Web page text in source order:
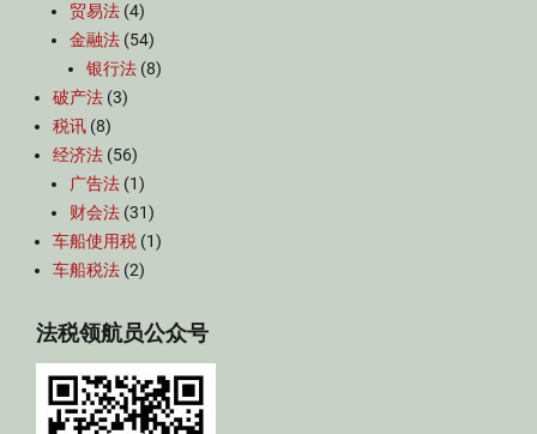
贸易法 (4)
金融法 (54)
银行法 (8)
破产法 (3)
税讯 (8)
经济法 (56)
广告法 (1)
财会法 (31)
车船使用税 (1)
车船税法 (2)
法税领航员公众号